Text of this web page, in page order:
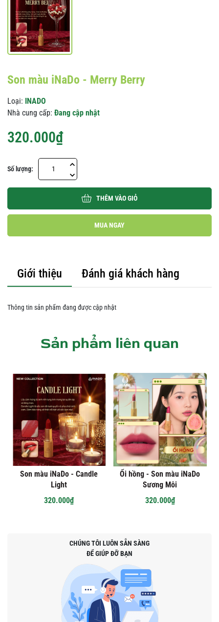
Son màu iNaDo - Merry Berry
Loại: INADO
Nhà cung cấp: Đang cập nhật
320.000₫
Số lượng:
THÊM VÀO GIỎ
MUA NGAY
Giới thiệu Đánh giá khách hàng
Thông tin sản phẩm đang được cập nhật
Sản phẩm liên quan
Son màu iNaDo - Candle
Light
320.000₫
Ổi hồng - Son màu iNaDo
Sương Môi
320.000₫
CHÚNG TÔI LUÔN SẴN SÀNG
ĐỂ GIÚP ĐỠ BẠN